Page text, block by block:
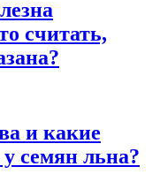
считать,
и какие
семян льна?